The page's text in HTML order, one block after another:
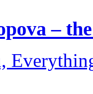
–